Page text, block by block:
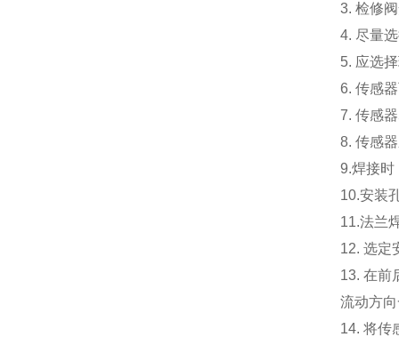
3. 检修
4. 尽量
5. 应选
6. 传感
7. 传感
8. 传感
9.焊接时
10.安装
11.法兰
12. 选定
13. 在前
流动方
14. 将传